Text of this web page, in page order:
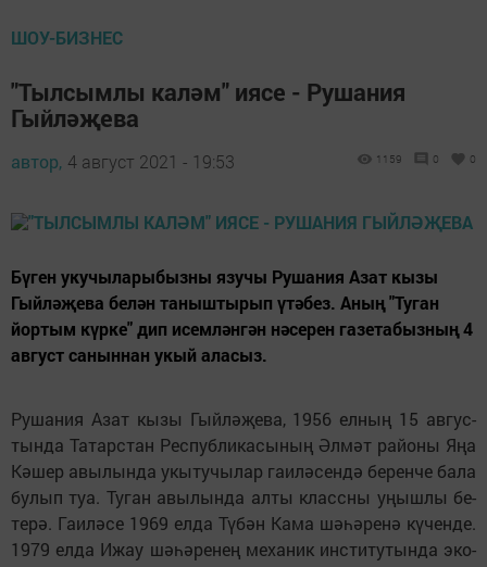
ШОУ-БИЗНЕС
"Тылсымлы каләм" иясе - Рушания
Гыйләҗева
автор, 4 август 2021 - 19:53 1159 0 0
Бүген укучыларыбызны язучы Ру­ша­ния Азат кы­зы
Гый­лә­җе­ва белән таныштырып үтәбез. Аның "Туган
йортым күрке" дип исемләнгән нәсерен газетабызның 4
август саныннан укый аласыз.
Ру­ша­ния Азат кы­зы Гый­лә­җе­ва, 1956 ел­ның 15 ав­гус­
тын­да Та­тар­стан Рес­пуб­ли­ка­сы­ның Әл­мәт ра­йо­ны Яңа
Кә­шер авы­лын­да укы­ту­чы­лар га­и­лә­сен­дә бе­рен­че ба­ла
бу­лып туа. Ту­ган авы­лын­да ал­ты класс­ны уңыш­лы бе­
те­рә. Га­и­лә­се 1969 ел­да Тү­бән Ка­ма шә­һә­ре­нә кү­чен­де.
1979 ел­да Ижау шә­һә­ре­нең ме­ха­ник ин­с­ти­ту­тын­да эко­